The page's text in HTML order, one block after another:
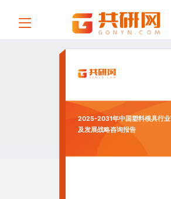
2025-2031年中国塑料模具行
及发展战略咨询报告